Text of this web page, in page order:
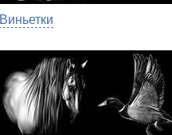
Виньетки